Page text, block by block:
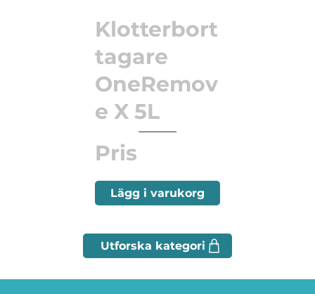
Klotterbort
tagare
OneRemov
e X 5L
Pris
Lägg i varukorg